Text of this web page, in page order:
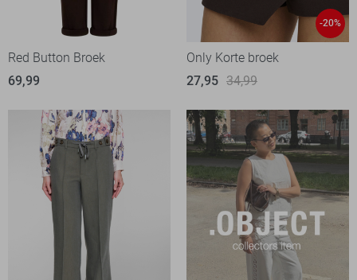
Red Button Broek
69,99
-20%
Only Korte broek
27,95 34,99